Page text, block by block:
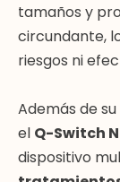
tamaños y
circundante,
riesgos ni
Además de
el Q-Switch
dispositivo